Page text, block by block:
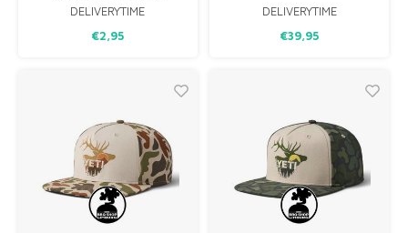
FLAPPERCAP DOP WAARMEE
KLEINE HOEVEELHEDEN
DELIVERYTIME
€2,95
DELIVERYTIME
€39,95